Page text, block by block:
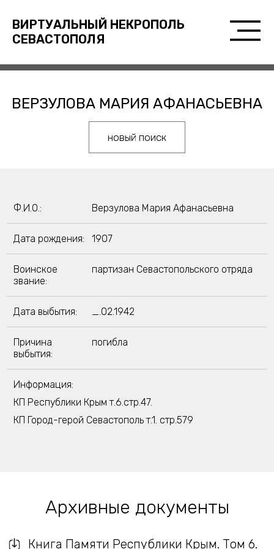
ВИРТУАЛЬНЫЙ НЕКРОПОЛЬ
СЕВАСТОПОЛЯ
ВЕРЗУЛОВА МАРИЯ АФАНАСЬЕВНА
новый поиск
Ф.И.О.: Верзулова Мария Афанасьевна
Дата рождения: 1907
Воинское
звание:
партизан Севастопольского отряда
Дата выбытия: _.02.1942
Причина
выбытия:
погибла
Информация:
КП Республики Крым т.6.стр.47.
КП Город-герой Севастополь т.1. стр.579
Архивные документы
Книга Памяти Республики Крым. Том 6.